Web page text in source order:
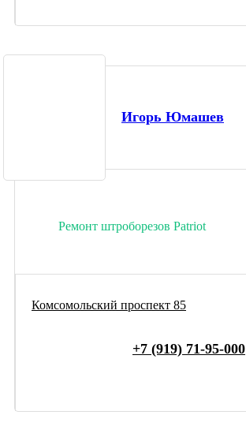
Игорь Юмашев
Ремонт штроборезов Patriot
Комсомольский проспект 85
+7 (919) 71-95-000